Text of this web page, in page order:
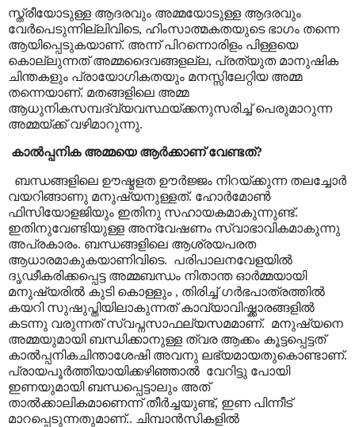
സ്ത്രീയോടുള്ള ആദരവും അമ്മയോടുള്ള ആദരവും
വേർപെടുന്നില്ലിവിടെ, ഹിംസാത്മകതയുടെ ഭാഗം തന്നെ
ആയിപ്പെടുകയാണ്. അന്ന് പിറന്നൊരിളം പിള്ളയെ
കൊല്ലുന്നത് അമ്മദൈവങ്ങളല്ല, പ്രത്യുത മാനുഷിക
ചിന്തകളും പ്രായോഗികതയും മനസ്സിലേറ്റിയ അമ്മ
തന്നെയാണ്. മതങ്ങളിലെ അമ്മ
ആധുനികസമ്പദ്വ്യവസ്ഥയ്ക്കനുസരിച്ച് പെരുമാറുന്ന
അമ്മയ്ക്ക് വഴിമാറുന്നു.
കാൽപ്പനിക അമ്മയെ ആർക്കാണ് വേണ്ടത്?
ബന്ധങ്ങളിലെ ഊഷ്മളത ഊർജ്ജം നിറയ്ക്കുന്ന തലച്ചോർ
വയറിങ്ങാണു മനുഷ്യനുള്ളത്. ഹോർമോൺ
ഫിസിയോളജിയും ഇതിനു സഹായകമാകുന്നുണ്ട്.
ഇതിനുവേണ്ടിയുള്ള അന്വേഷണം സ്വാഭാവികമാകുന്നു
അപ്രകാരം. ബന്ധങ്ങളിലെ ആശ്രയപരത
ആധാരമാകുകയാണിവിടെ. പരിപാലനവേളയിൽ
ദൃഢീകരിക്കപ്പെട്ട അമ്മബന്ധം നിതാന്ത ഓർമ്മയായി
മനുഷ്യരിൽ കുടി കൊള്ളും , തിരിച്ച് ഗർഭപാത്രത്തിൽ
കയറി സുഷുപ്തിയിലാകുന്നത് കാവ്യാവിഷ്ക്കാരങ്ങളിൽ
കടന്നു വരുന്നത് സ്വപ്നസാഫല്യസമമാണ്. മനുഷ്യനെ
അമ്മയുമായി ബന്ധിക്കാനുള്ള ത്വര ആക്കം കൂട്ടപ്പെട്ടത്
കാൽപ്പനികചിന്താശേഷി അവനു ലഭ്യമായതുകൊണ്ടാണ്.
പ്രായപൂർത്തിയായിക്കഴിഞ്ഞാൽ വേറിട്ടു പോയി
ഇണയുമായി ബന്ധപ്പെട്ടാലും അത്
താൽക്കാലികമാണെന്ന് തീർച്ചയുണ്ട്, ഇണ പിന്നീട്
മാറപ്പെടുന്നതുമാണ്.. ചിമ്പാൻസികളിൽ